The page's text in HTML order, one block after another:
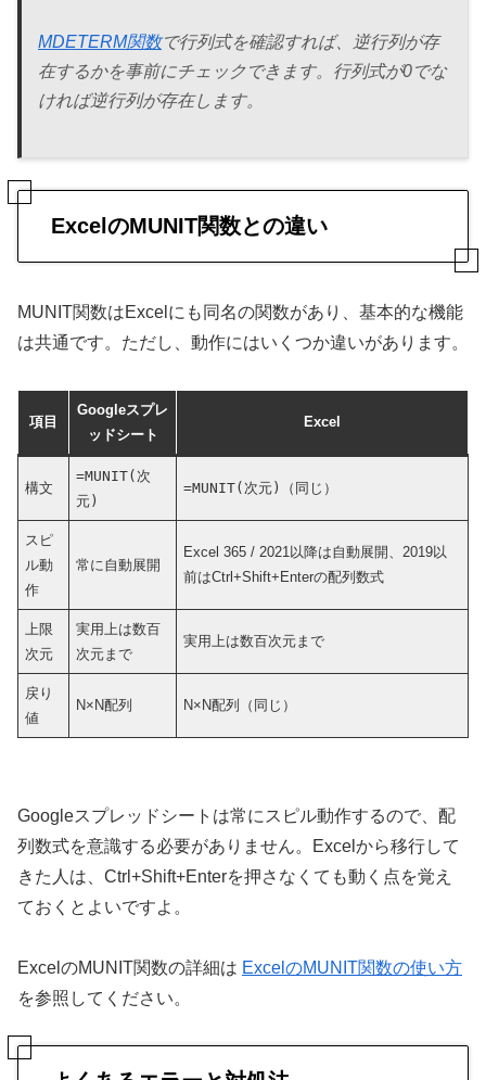
MDETERM関数で行列式を確認すれば、逆行列が存
在するかを事前にチェックできます。行列式が0でな
ければ逆行列が存在します。
ExcelのMUNIT関数との違い
MUNIT関数はExcelにも同名の関数があり、基本的な機能
は共通です。ただし、動作にはいくつか違いがあります。
項目
Googleスプレ
ッドシート
Excel
構文
=MUNIT(次
元)
=MUNIT(次元) （同じ）
スピ
ル動
作
常に自動展開
Excel 365 / 2021以降は自動展開、2019以
前はCtrl+Shift+Enterの配列数式
上限
次元
実用上は数百
次元まで
実用上は数百次元まで
戻り
値
N×N配列 N×N配列（同じ）
Googleスプレッドシートは常にスピル動作するので、配
列数式を意識する必要がありません。Excelから移行して
きた人は、Ctrl+Shift+Enterを押さなくても動く点を覚え
ておくとよいですよ。
ExcelのMUNIT関数の詳細は ExcelのMUNIT関数の使い方
を参照してください。